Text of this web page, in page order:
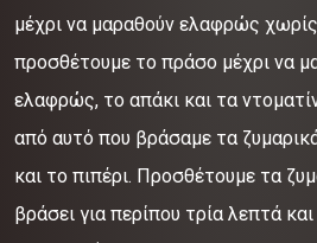
μέχρι να μαραθούν ελαφρώς
προσθέτουμε το πράσο μέχρι να
ελαφρώς, το απάκι και τα
από αυτό που βράσαμε τα
και το πιπέρι. Προσθέτουμε τα
βράσει για περίπου τρία λεπτά